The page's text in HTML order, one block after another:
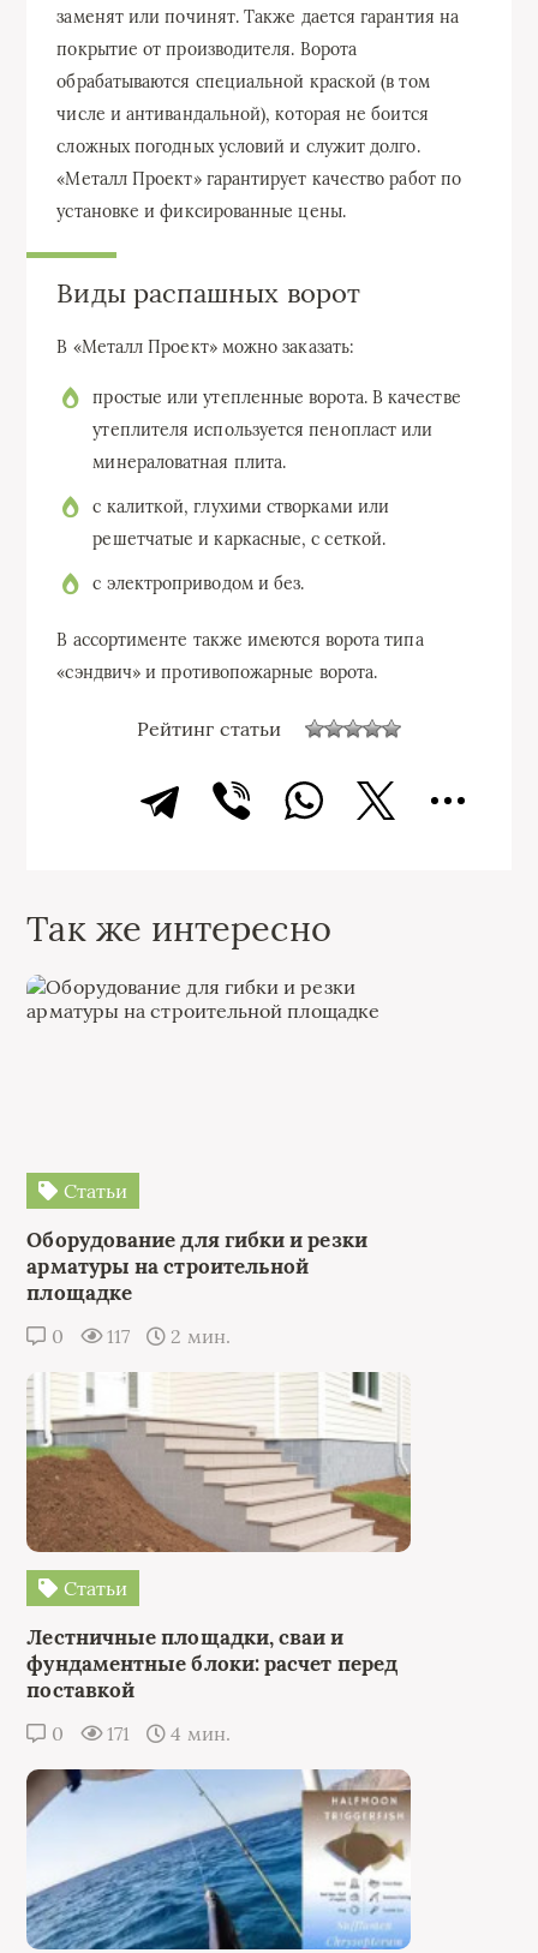
заменят или починят. Также дается гарантия на
покрытие от производителя. Ворота
обрабатываются специальной краской (в том
числе и антивандальной), которая не боится
сложных погодных условий и служит долго.
«Металл Проект» гарантирует качество работ по
установке и фиксированные цены.
Виды распашных ворот
В «Металл Проект» можно заказать:
простые или утепленные ворота. В качестве
утеплителя используется пенопласт или
минераловатная плита.
с калиткой, глухими створками или
решетчатые и каркасные, с сеткой.
с электроприводом и без.
В ассортименте также имеются ворота типа
«сэндвич» и противопожарные ворота.
Рейтинг статьи
Так же интересно
Статьи
Оборудование для гибки и резки
арматуры на строительной
площадке
0 117 2 мин.
Статьи
Лестничные площадки, сваи и
фундаментные блоки: расчет перед
поставкой
0 171 4 мин.